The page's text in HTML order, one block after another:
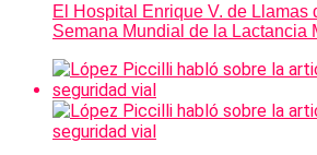
El Hospital Enrique V. de Llamas
Semana Mundial de la Lactancia